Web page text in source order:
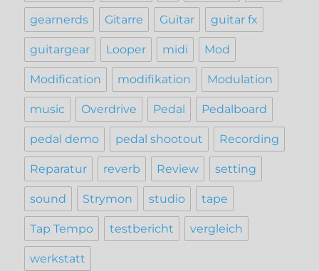
gearnerds Gitarre Guitar guitar fx
guitargear Looper midi Mod
Modification modifikation Modulation
music Overdrive Pedal Pedalboard
pedal demo pedal shootout Recording
Reparatur reverb Review setting
sound Strymon studio tape
Tap Tempo testbericht vergleich
werkstatt